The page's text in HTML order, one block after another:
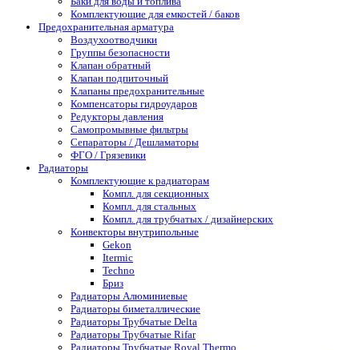
Комплектующие для емкостей / баков
Предохранительная арматура
Воздухоотводчики
Группы безопасности
Клапан обратный
Клапан подпиточный
Клапаны предохранительные
Компенсаторы гидроударов
Редукторы давления
Самопромывные фильтры
Сепараторы / Дешламаторы
ФГО / Грязевики
Радиаторы
Комплектующие к радиаторам
Компл. для секционных
Компл. для стальных
Компл. для трубчатых / дизайнерских
Конвекторы внутрипольные
Gekon
Itermic
Techno
Бриз
Радиаторы Алюминиевые
Радиаторы биметаллические
Радиаторы Трубчатые Delta
Радиаторы Трубчатые Rifar
Радиаторы Трубчатые Royal Thermo